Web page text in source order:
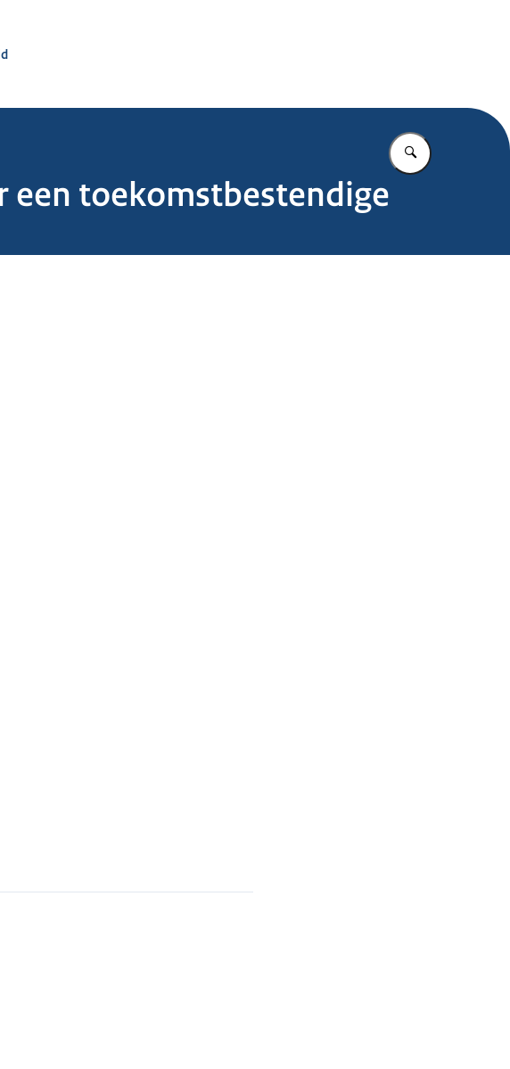
Vul in wat u
een toekomstbestendige